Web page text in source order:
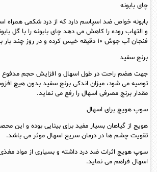
چای بابونه
بابونه خواص ضد اسپاسم دارد که از درد شکمی همراه
و التهاب روده را کاهش می دهد چای بابونه را با گل
فنجان آب جوش ۱۰ دقیقه خیس کرده و در روز چند بار بنوشید.
برنج سفید
جهت هضم راحت در طول اسهال و افزایش حجم
توصیه می شود، میزان اندکی برنج سفید بدون هیچ
مقدار برنج مصرفی اسهال را رفع می نماید.
سوپ هویچ برای اسهال
هویج از گیاهان بسیار مفید برای بینایی بوده و این
تقویت چشم ها در درمان سریع اسهال موثر می باشد.
سوپ هویج اثرات ضد درد داشته و بسیاری از مواد مغذی
اسهال فراهم می نماید.